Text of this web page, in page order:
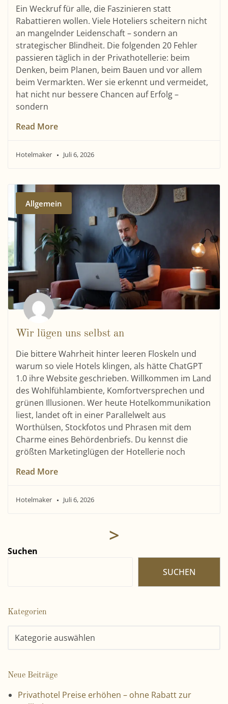
Ein Weckruf für alle, die Faszinieren statt
Rabattieren wollen. Viele Hoteliers scheitern nicht
an mangelnder Leidenschaft – sondern an
strategischer Blindheit. Die folgenden 20 Fehler
passieren täglich in der Privathotellerie: beim
Denken, beim Planen, beim Bauen und vor allem
beim Vermarkten. Wer sie erkennt und vermeidet,
hat nicht nur bessere Chancen auf Erfolg –
sondern
Read More
Hotelmaker Juli 6, 2026
Allgemein
Wir lügen uns selbst an
Die bittere Wahrheit hinter leeren Floskeln und
warum so viele Hotels klingen, als hätte ChatGPT
1.0 ihre Website geschrieben. Willkommen im Land
des Wohlfühlambiente, Komfortversprechen und
grünen Illusionen. Wer heute Hotelkommunikation
liest, landet oft in einer Parallelwelt aus
Worthülsen, Stockfotos und Phrasen mit dem
Charme eines Behördenbriefs. Du kennst die
größten Marketinglügen der Hotellerie noch
Read More
Hotelmaker Juli 6, 2026
>
Suchen
SUCHEN
Kategorien
Neue Beiträge
Privathotel Preise erhöhen – ohne Rabatt zur